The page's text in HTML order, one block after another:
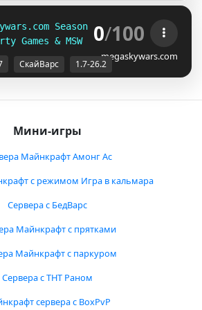
Season 4.0 1.7-26.2
Games & MSW duels
Native
0/100
megaskywars.com
СкайВарс 1.7-26.2
Мини-игры
Майнкрафт Амонг Ас
с режимом Игра в кальмара
Сервера с БедВарс
Майнкрафт с прятками
Майнкрафт с паркуром
Сервера с ТНТ Раном
сервера с BoxPvP